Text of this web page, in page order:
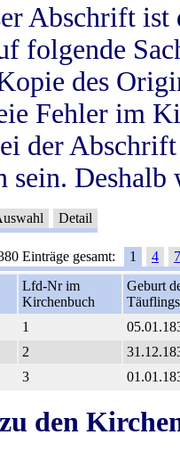
Abschrift
folgende
des
Fehler im
der
sein.
Detail
Einträge gesamt: 1 4 7
Lfd-Nr im
Kirchenbuch
Geburt
Täuflings
1
2
3
den